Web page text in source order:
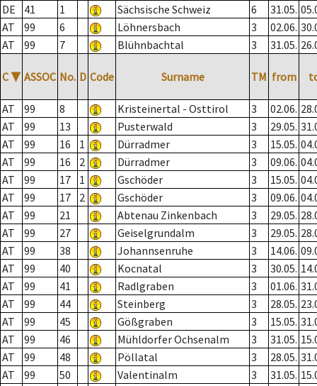
DE
41 1 Sächsische Schweiz 6 31.05.
AT
99 6 Löhnersbach 3 02.06.
AT
99 7 Blühnbachtal 3 31.05.
C ▼ ASSOC No. D Code Surname TM from
AT 99 8 Kristeinertal - Osttirol 3 02.06.
AT
99 13 Pusterwald 3 29.05.
AT
99 16 1 Dürradmer 3 15.05.
AT
99 16 2 Dürradmer 3 09.06.
AT
99 17 1 Gschöder 3 15.05.
AT
99 17 2 Gschöder 3 09.06.
AT
99 21 Abtenau Zinkenbach 3 29.05.
AT
99 27 Geiselgrundalm 3 29.05.
AT
99 38 Johannsenruhe 3 14.06.
AT
99 40 Kocnatal 3 30.05.
AT
99 41 Radlgraben 3 01.06.
AT
99 44 Steinberg 3 28.05.
AT
99 45 Gößgraben 3 15.05.
AT
99 46 Mühldorfer Ochsenalm 3 31.05.
AT
99 48 Pöllatal 3 28.05.
AT
99 50 Valentinalm 3 31.05.